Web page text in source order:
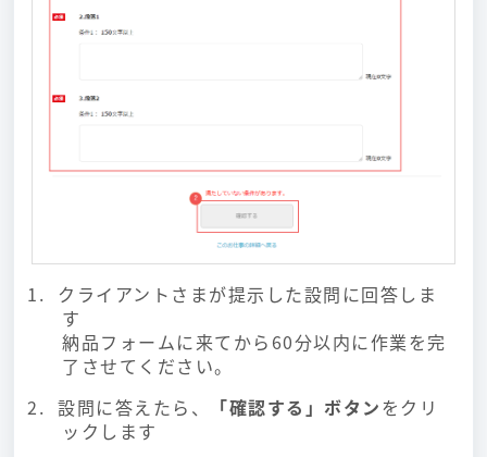
クライアントさまが提示した設問に回答しま
す
納品フォームに来てから60分以内に作業を完
了させてください。
設問に答えたら、
「確認する」ボタンをクリ
ックします